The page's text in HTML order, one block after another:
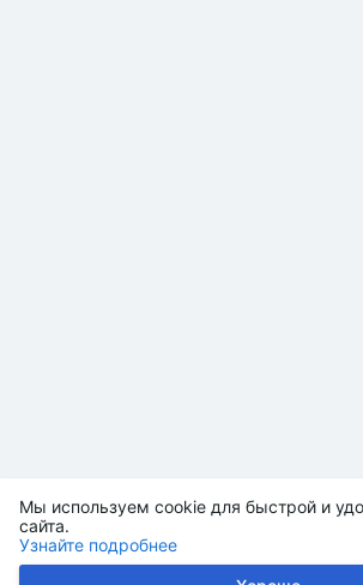
Мы используем cookie для быстрой и
сайта.
Узнайте подробнее